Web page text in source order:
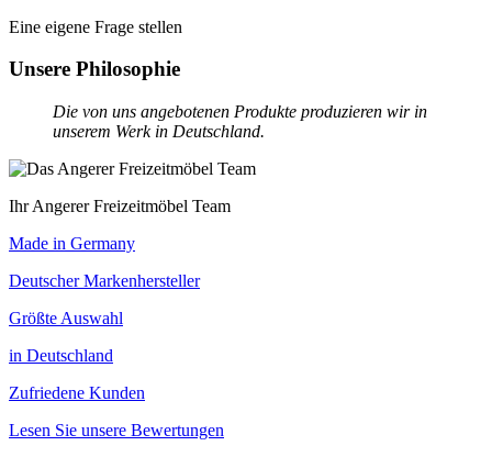
Eine eigene Frage stellen
Unsere Philosophie
Die von uns angebotenen Produkte produzieren wir in
unserem Werk in Deutschland.
Ihr Angerer Freizeitmöbel Team
Made in Germany
Deutscher Markenhersteller
Größte Auswahl
in Deutschland
Zufriedene Kunden
Lesen Sie unsere Bewertungen